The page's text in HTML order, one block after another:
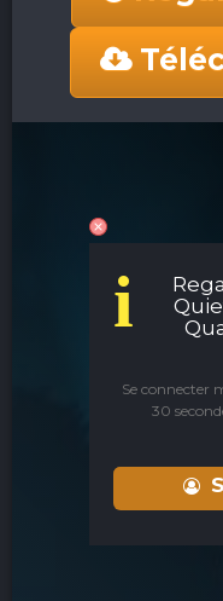
i
Se connecter
30